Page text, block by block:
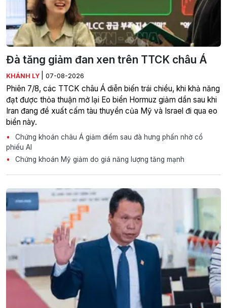
Đà tăng giảm đan xen trên TTCK châu Á
KHÁNH LY 07-08-2026
Phiên 7/8, các TTCK châu Á diễn biến trái chiều, khi khả năng
đạt được thỏa thuận mở lại Eo biển Hormuz giảm dần sau khi
Iran đang đề xuất cấm tàu thuyền của Mỹ và Israel đi qua eo
biển này.
Chứng khoán châu Á giảm điểm sau đà hưng phấn nhờ cổ
phiếu AI
Chứng khoán Mỹ giảm do giá năng lượng tăng mạnh